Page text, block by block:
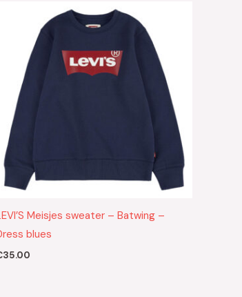
Meisjes sweater – Batwing –
blues
35.00